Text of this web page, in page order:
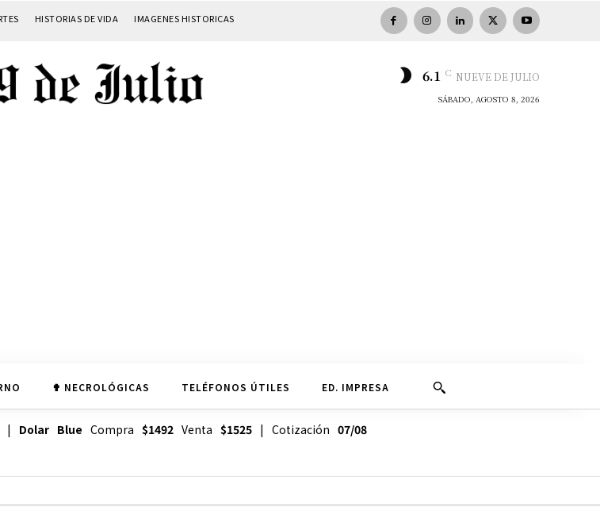
HISTORIAS DE VIDA IMAGENES HISTORICAS
6.1 C NUEVE DE JULIO
SÁBADO, AGOSTO 8, 2026
✟ NECROLÓGICAS TELÉFONOS ÚTILES ED. IMPRESA
Dolar Blue Compra $1492Venta $1525| Cotización 07/08